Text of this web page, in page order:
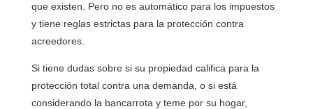
que existen. Pero no es automático para los impuestos
y tiene reglas estrictas para la protección contra
acreedores.
Si tiene dudas sobre si su propiedad califica para la
protección total contra una demanda, o si está
considerando la bancarrota y teme por su hogar,